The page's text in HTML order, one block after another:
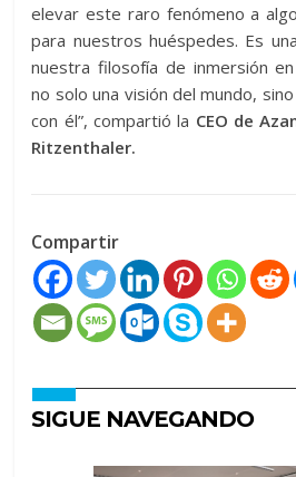
elevar este raro fenómeno a
para nuestros huéspedes. Es
nuestra filosofía de inmersión
no solo una visión del mundo,
con él”, compartió la CEO de
Ritzenthaler.
Compartir
SIGUE NAVEGANDO